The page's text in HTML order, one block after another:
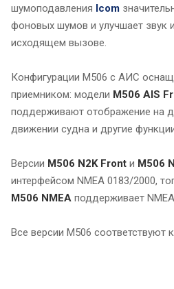
шумоподавления Icom
фоновых шумов и улучшает звук
исходящем вызове.
Конфигурации M506 с АИС
приемником: модели M506 AIS
поддерживают отображение на
движении судна и другие
Версии M506 N2K Front и M506
интерфейсом NMEA 0183/2000,
M506 NMEA поддерживает
Все версии M506 соответствуют